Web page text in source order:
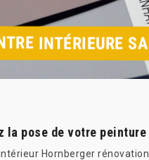
INTÉRIEURE
la pose de votre
Hornberger